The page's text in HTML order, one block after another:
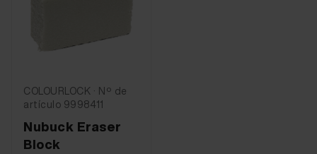
COLOURLOCK · Nº de
artículo 9998411
Nubuck Eraser
Block